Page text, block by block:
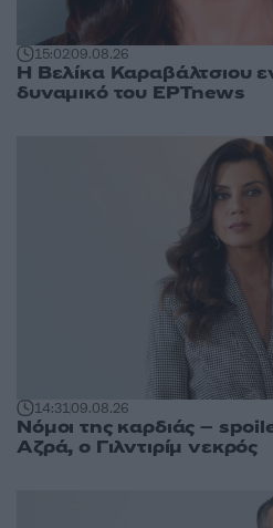
15:0209.08.26
Η Βελίκα Καραβάλτσιου
δυναμικό του ΕΡΤnews
14:3109.08.26
Νόμοι της καρδιάς –
Αζρά, ο Γιλντιρίμ νεκρός